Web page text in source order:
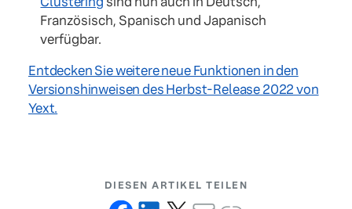
Französisch, Spanisch und Japanisch
verfügbar.
Entdecken Sie weitere neue Funktionen in den
Versionshinweisen des Herbst-Release 2022 von
Yext.
DIESEN ARTIKEL TEILEN